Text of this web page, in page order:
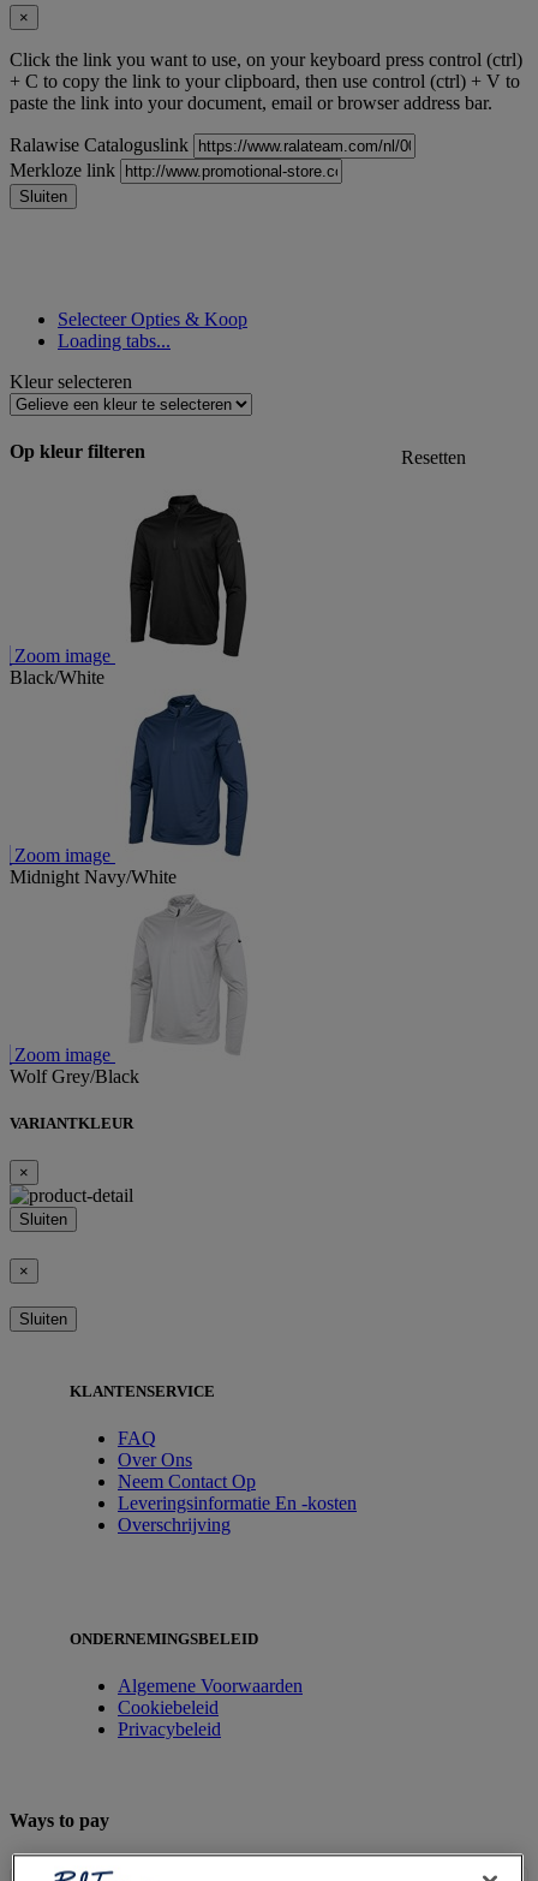
×
Click the link you want to use, on your keyboard press control (ctrl)
+ C to copy the link to your clipboard, then use control (ctrl) + V to
paste the link into your document, email or browser address bar.
Ralawise Cataloguslink
Merkloze link
Sluiten
Selecteer Opties & Koop
Loading tabs...
Kleur selecteren
Op kleur filteren Resetten
Zoom image
Black/White
Zoom image
Midnight Navy/White
Zoom image
Wolf Grey/Black
VARIANTKLEUR
×
Sluiten
×
Sluiten
KLANTENSERVICE
FAQ
Over Ons
Neem Contact Op
Leveringsinformatie En -kosten
Overschrijving
ONDERNEMINGSBELEID
Algemene Voorwaarden
Cookiebeleid
Privacybeleid
Ways to pay